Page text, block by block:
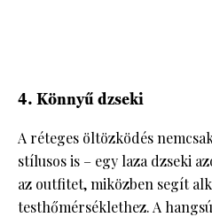
4. Könnyű dzseki
A réteges öltözködés
stílusos is – egy laza dzseki
az outfitet, miközben segít
testhőmérséklethez. A